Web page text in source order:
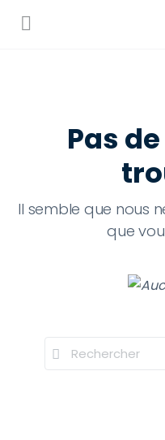
Pas
Il semble que nous
que
Recherche
pour: